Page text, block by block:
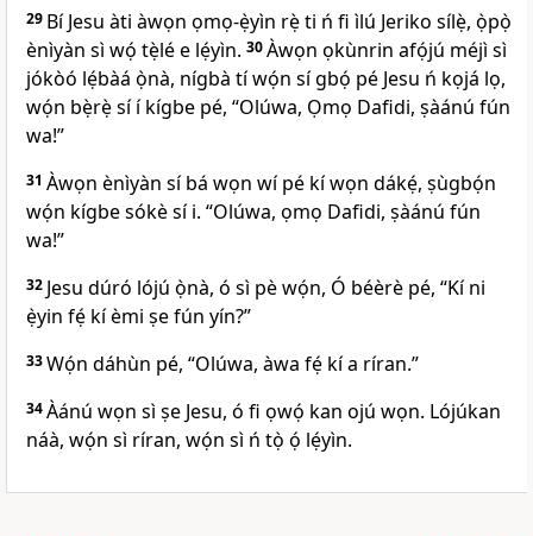
29 Bí Jesu àti àwọn ọmọ-ẹ̀yìn rẹ̀ ti ń fi ìlú Jeriko sílẹ̀, ọ̀pọ̀
ènìyàn sì wọ́ tẹ̀lé e lẹ́yìn. 30Àwọn ọkùnrin afọ́jú méjì sì
jókòó lẹ́bàá ọ̀nà, nígbà tí wọ́n sí gbọ́ pé Jesu ń kọjá lọ,
wọ́n bẹ̀rẹ̀ sí í kígbe pé, “Olúwa, Ọmọ Dafidi, ṣàánú fún
wa!”
31 Àwọn ènìyàn sí bá wọn wí pé kí wọn dákẹ́, ṣùgbọ́n
wọ́n kígbe sókè sí i. “Olúwa, ọmọ Dafidi, ṣàánú fún
wa!”
32 Jesu dúró lójú ọ̀nà, ó sì pè wọ́n, Ó béèrè pé, “Kí ni
ẹ̀yin fẹ́ kí èmi ṣe fún yín?”
33Wọ́n dáhùn pé, “Olúwa, àwa fẹ́ kí a ríran.”
34Àánú wọn sì ṣe Jesu, ó fi ọwọ́ kan ojú wọn. Lójúkan
náà, wọ́n sì ríran, wọ́n sì ń tọ̀ ọ́ lẹ́yìn.